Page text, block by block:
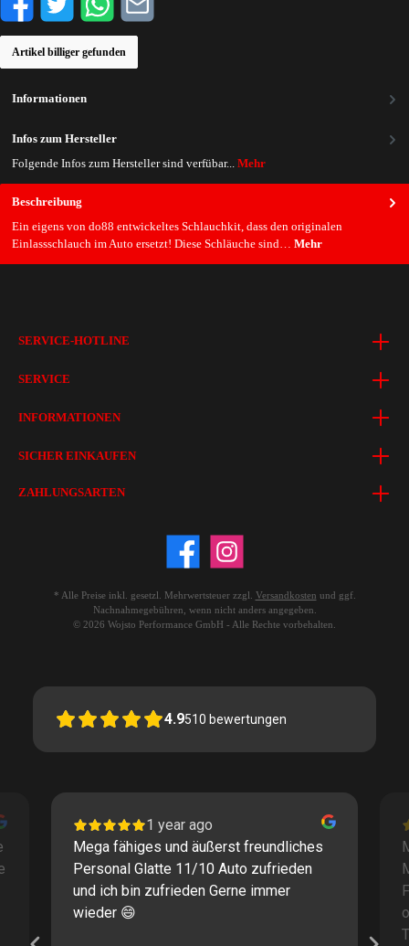
Artikel billiger gefunden
Beschreibung
Ein eigens von do88 entwickeltes Schlauchkit, dass den originalen
Einlassschlauch im Auto ersetzt! Diese Schläuche sind… Mehr
Informationen
Infos zum Hersteller
Folgende Infos zum Hersteller sind verfübar... Mehr
SERVICE-HOTLINE
SERVICE
INFORMATIONEN
SICHER EINKAUFEN
ZAHLUNGSARTEN
* Alle Preise inkl. gesetzl. Mehrwertsteuer zzgl. Versandkosten und ggf.
Nachnahmegebühren, wenn nicht anders angegeben.
© 2026 Wojsto Performance GmbH - Alle Rechte vorbehalten.
4.9510 bewertungen
1 year ago
Mega fähiges und äußerst freundliches
Personal Glatte 11/10 Auto zufrieden
und ich bin zufrieden Gerne immer
wieder 😄